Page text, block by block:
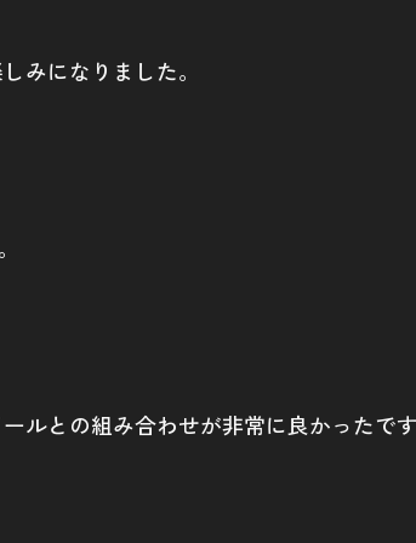
みになりました。
ルとの組み合わせが非常に良かったです